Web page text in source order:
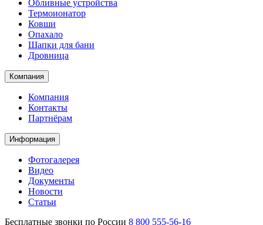
Обливные устройства
Термоионатор
Ковши
Опахало
Шапки для бани
Дровница
Компания
Компания
Контакты
Партнёрам
Информация
Фотогалерея
Видео
Документы
Новости
Статьи
Бесплатные звонки по России 8 800 555-56-16